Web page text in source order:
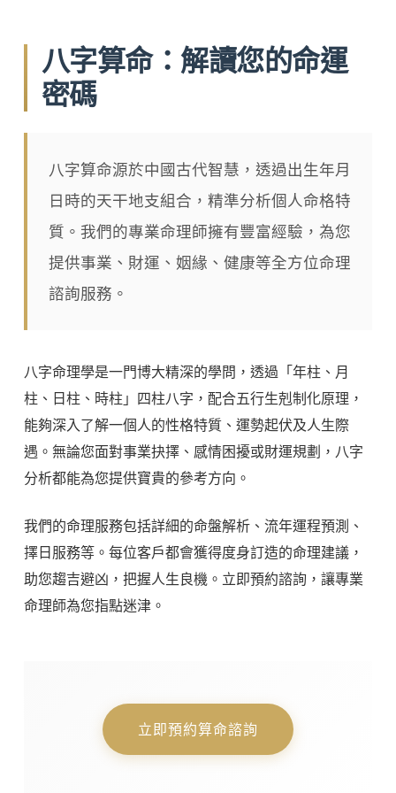
八字算命：解讀您的命運
密碼
八字算命源於中國古代智慧，透過出生年月
日時的天干地支組合，精準分析個人命格特
質。我們的專業命理師擁有豐富經驗，為您
提供事業、財運、姻緣、健康等全方位命理
諮詢服務。
八字命理學是一門博大精深的學問，透過「年柱、月
柱、日柱、時柱」四柱八字，配合五行生剋制化原理，
能夠深入了解一個人的性格特質、運勢起伏及人生際
遇。無論您面對事業抉擇、感情困擾或財運規劃，八字
分析都能為您提供寶貴的參考方向。
我們的命理服務包括詳細的命盤解析、流年運程預測、
擇日服務等。每位客戶都會獲得度身訂造的命理建議，
助您趨吉避凶，把握人生良機。立即預約諮詢，讓專業
命理師為您指點迷津。
立即預約算命諮詢